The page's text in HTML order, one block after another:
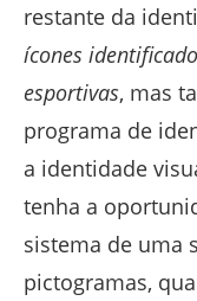
restante da
ícones
esportivas, mas
programa de
a identidade
tenha a
sistema de uma
pictogramas,